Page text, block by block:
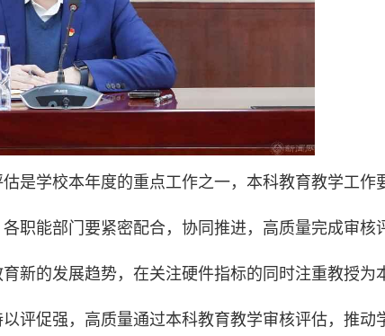
是学校本年度的重点工作之一，本科教育教学工作
职能部门要紧密配合，协同推进，高质量完成审核
新的发展趋势，在关注硬件指标的同时注重教授为
评促强，高质量通过本科教育教学审核评估，推动